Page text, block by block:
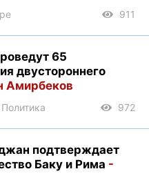
911
65
двустороннего
Амирбеков
972
подтверждает
Баку и Рима -